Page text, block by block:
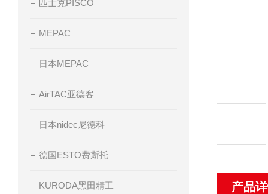
匹士克PISCO
MEPAC
日本MEPAC
AirTAC亚德客
日本nidec尼德科
德国ESTO费斯托
KURODA黑田精工 产品